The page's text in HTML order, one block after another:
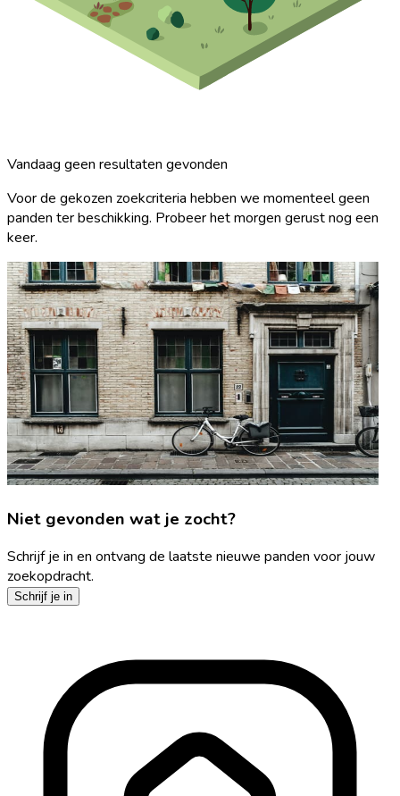
Vandaag geen resultaten gevonden
Voor de gekozen zoekcriteria hebben we momenteel geen
panden ter beschikking. Probeer het morgen gerust nog een
keer.
Niet gevonden wat je zocht?
Schrijf je in en ontvang de laatste nieuwe panden voor jouw
zoekopdracht.
Schrijf je in